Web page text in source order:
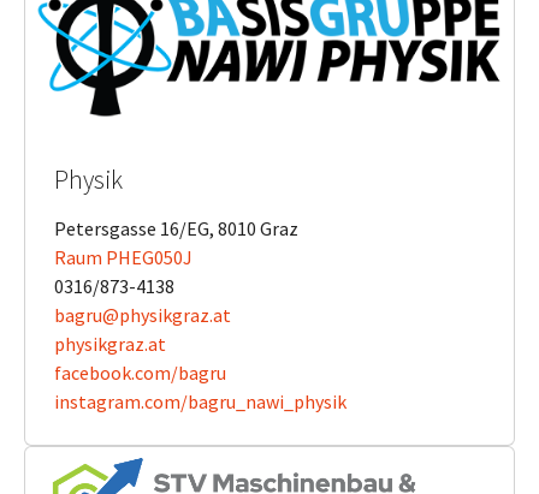
Physik
Petersgasse 16/EG, 8010 Graz
Raum PHEG050J
0316/873-4138
bagru@physikgraz.at
physikgraz.at
​​​​​​​facebook.com/bagru
​​​​​​​instagram.com/bagru_nawi_physik